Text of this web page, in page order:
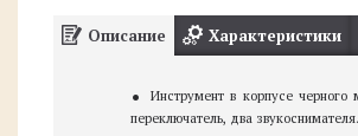
Описание Характеристики
Инструмент в корпусе
переключатель, два звукоснимателя.